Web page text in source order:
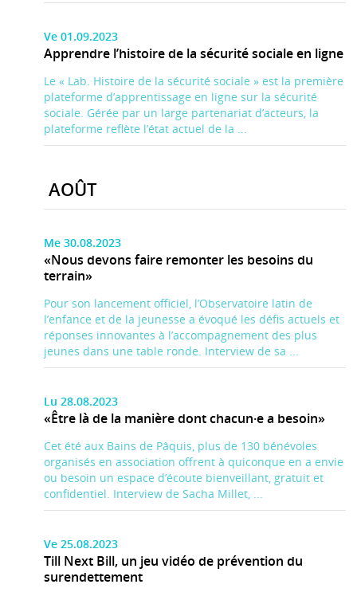
Ve 01.09.2023
Apprendre l’histoire de la sécurité sociale en ligne
Le « Lab. Histoire de la sécurité sociale » est la première
plateforme d’apprentissage en ligne sur la sécurité
sociale. Gérée par un large partenariat d’acteurs, la
plateforme reflète l’état actuel de la ...
AOÛT
Me 30.08.2023
«Nous devons faire remonter les besoins du
terrain»
Pour son lancement officiel, l’Observatoire latin de
l’enfance et de la jeunesse a évoqué les défis actuels et
réponses innovantes à l’accompagnement des plus
jeunes dans une table ronde. Interview de sa ...
Lu 28.08.2023
«Être là de la manière dont chacun·e a besoin»
Cet été aux Bains de Pâquis, plus de 130 bénévoles
organisés en association offrent à quiconque en a envie
ou besoin un espace d’écoute bienveillant, gratuit et
confidentiel. Interview de Sacha Millet, ...
Ve 25.08.2023
Till Next Bill, un jeu vidéo de prévention du
surendettement